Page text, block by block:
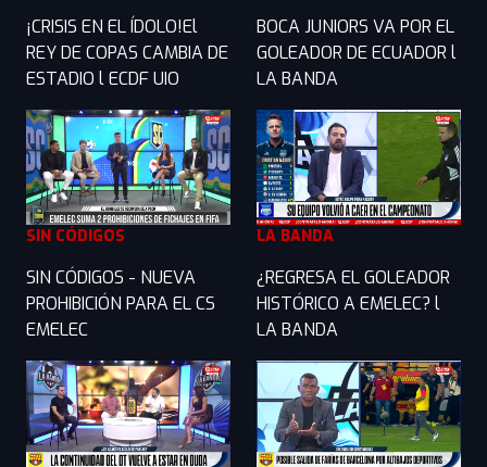
¡CRISIS EN EL ÍDOLO!El
REY DE COPAS CAMBIA DE
ESTADIO l ECDF UIO
BOCA JUNIORS VA POR EL
GOLEADOR DE ECUADOR l
LA BANDA
SIN CÓDIGOS
SIN CÓDIGOS - NUEVA
PROHIBICIÓN PARA EL CS
EMELEC
LA BANDA
¿REGRESA EL GOLEADOR
HISTÓRICO A EMELEC? l
LA BANDA